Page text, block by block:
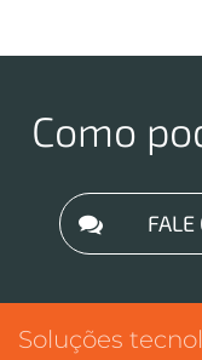
Como
FALE
Soluções